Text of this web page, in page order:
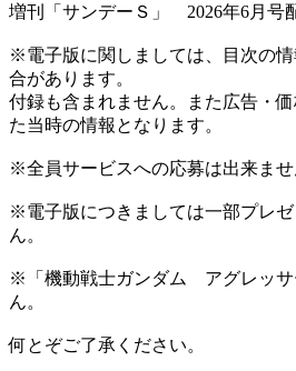
増刊「サンデーＳ」 2026年6月号
※電子版に関しましては、目次の
合があります。
付録も含まれません。また広告・
た当時の情報となります。
※全員サービスへの応募は出来ませ
※電子版につきましては一部プレ
ん。
※「機動戦士ガンダム アグレッサ
ん。
何とぞご了承ください。